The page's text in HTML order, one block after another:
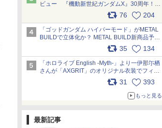
ビュー 『機動新世紀ガンダムX』30周年！イ
ンナーアームガトリングの変形機構まで再現し
最新フォーマットでキット化！
pic.x.com/nszPIDTpbg
76 204
「ゴッドガンダム ハイパーモード」がMETAL
BUILDで立体化か？ METAL BUILD新商品予告
が公開 pic.x.com/HIcLLIM3ar35 134
「ホロライブ English -Myth-」より一伊那尓栖
さんが「AXGRIT」のオリジナル衣装でフィギ
ュア化 pic.x.com/YMGhdIAzNa
31 393
もっと見る
最新記事